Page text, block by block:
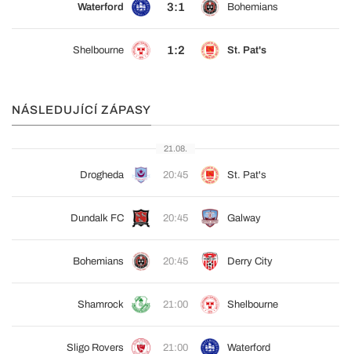
Waterford 3:1 Bohemians
Shelbourne 1:2 St. Pat's
NÁSLEDUJÍCÍ ZÁPASY
21.08.
Drogheda 20:45 St. Pat's
Dundalk FC 20:45 Galway
Bohemians 20:45 Derry City
Shamrock 21:00 Shelbourne
Sligo Rovers 21:00 Waterford